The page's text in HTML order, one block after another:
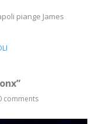
piange James
comments